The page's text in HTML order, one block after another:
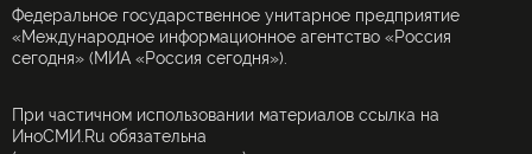
Федеральное государственное унитарное предприятие
«Международное информационное агентство «Россия
сегодня» (МИА «Россия сегодня»).
При частичном использовании материалов ссылка на
ИноСМИ.Ru обязательна